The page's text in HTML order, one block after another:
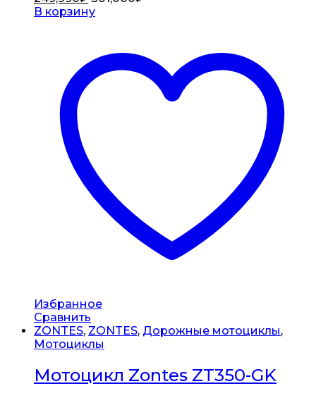
В корзину
Избранное
Сравнить
ZONTES, ZONTES, Дорожные мотоциклы,
Мотоциклы
Мотоцикл Zontes ZT350-GK